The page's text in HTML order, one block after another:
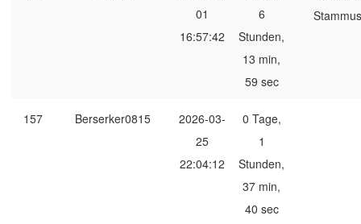
01
16:57:42
6
Stunden,
13 min,
59 sec
157 Berserker0815
2026-03-
25
22:04:12
0 Tage,
1
Stunden,
37 min,
40 sec